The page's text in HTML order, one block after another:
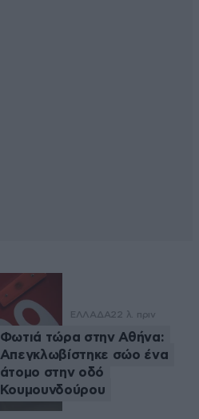
ΕΛΛΑΔΑ22 λ. πριν
Φωτιά τώρα στην Αθήνα:
Απεγκλωβίστηκε σώο ένα
άτομο στην οδό
Κουμουνδούρου